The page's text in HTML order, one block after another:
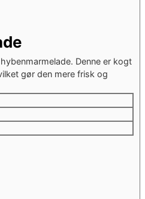
Denne er kogt
gør den mere frisk og